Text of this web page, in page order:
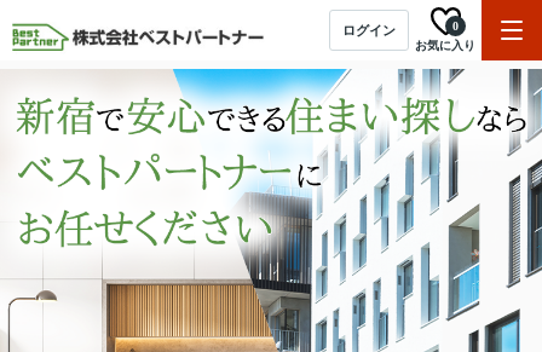
ログイン
お気に入り
0